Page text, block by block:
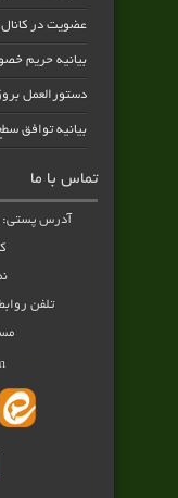
عضویت در کانال
بیانیه حریم
دستورالعمل
بیانیه توافق
تماس با ما
آدرس پستی:
تلفن روابط